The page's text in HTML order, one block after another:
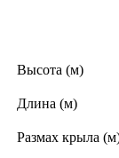
Высота (м)
Длина (м)
Размах крыла